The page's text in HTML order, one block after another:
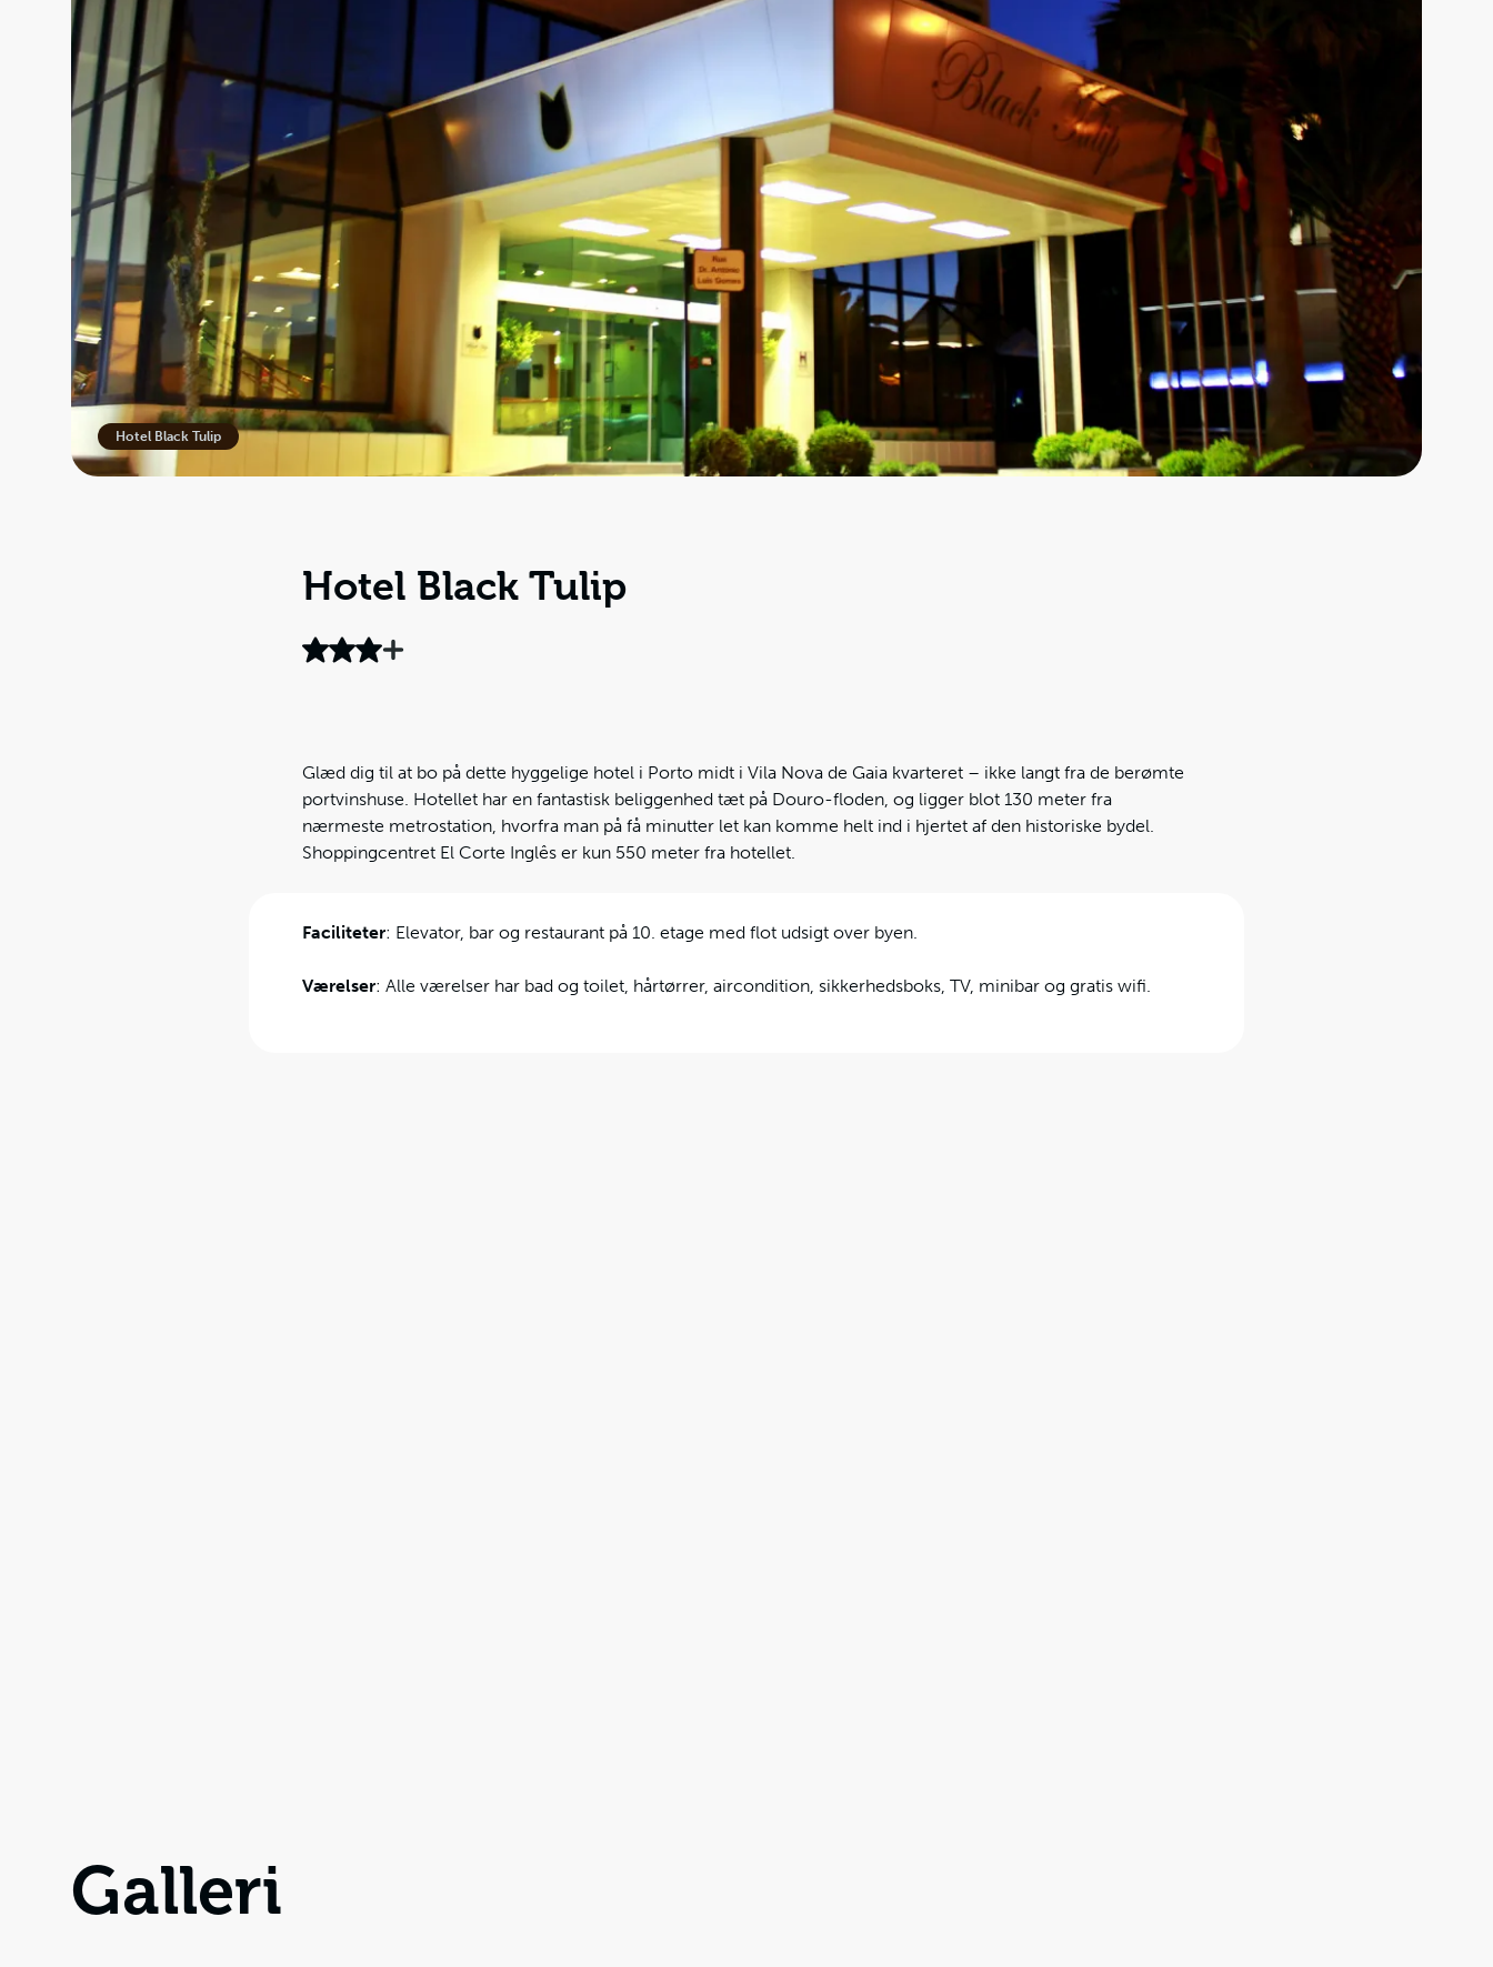
Hotel Black Tulip
Hotel Black Tulip
Glæd dig til at bo på dette hyggelige hotel i Porto midt i Vila Nova de Gaia kvarteret – ikke langt fra de berømte
portvinshuse. Hotellet har en fantastisk beliggenhed tæt på Douro-floden, og ligger blot 130 meter fra
nærmeste metrostation, hvorfra man på få minutter let kan komme helt ind i hjertet af den historiske bydel.
Shoppingcentret El Corte Inglês er kun 550 meter fra hotellet.
Faciliteter: Elevator, bar og restaurant på 10. etage med flot udsigt over byen.
Værelser: Alle værelser har bad og toilet, hårtørrer, aircondition, sikkerhedsboks, TV, minibar og gratis wifi.
Galleri